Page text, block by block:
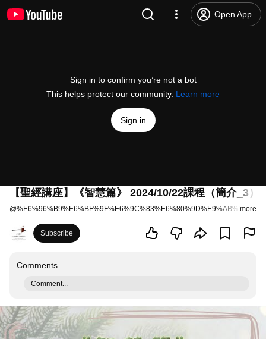
Open App
Sign in to confirm you’re not a bot
This helps protect our community. Learn more
Sign in
【聖經講座】《智慧篇》 2024/10/22課程（簡介_3）
@ more
Subscribe
Comments
Comment...